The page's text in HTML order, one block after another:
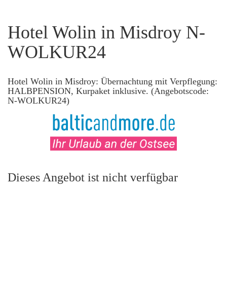
Hotel Wolin in Misdroy N-
WOLKUR24
Hotel Wolin in Misdroy: Übernachtung mit Verpflegung:
HALBPENSION, Kurpaket inklusive. (Angebotscode:
N-WOLKUR24)
Dieses Angebot ist nicht verfügbar